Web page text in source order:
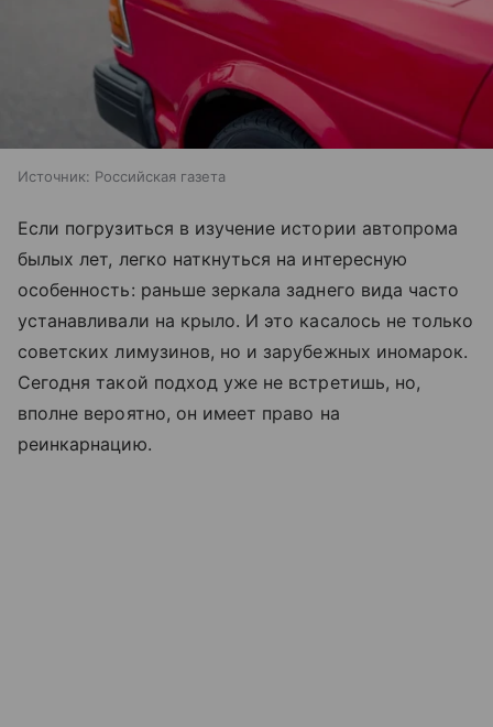
Источник: Российская газета
Если погрузиться в изучение истории автопрома
былых лет, легко наткнуться на интересную
особенность: раньше зеркала заднего вида часто
устанавливали на крыло. И это касалось не только
советских лимузинов, но и зарубежных иномарок.
Сегодня такой подход уже не встретишь, но,
вполне вероятно, он имеет право на
реинкарнацию.